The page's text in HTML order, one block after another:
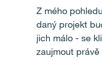
Z mého
daný projekt
jich málo - se
zaujmout